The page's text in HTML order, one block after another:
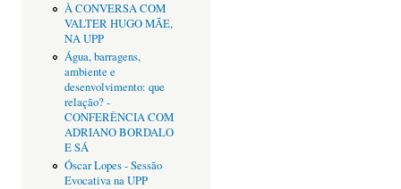
À CONVERSA COM
VALTER HUGO MÃE,
NA UPP
Água, barragens,
ambiente e
desenvolvimento: que
relação? -
CONFERÊNCIA COM
ADRIANO BORDALO
E SÁ
Óscar Lopes - Sessão
Evocativa na UPP